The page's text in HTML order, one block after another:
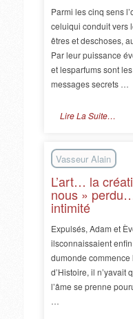
Parmi les cinq sens
celuiqui conduit vers
êtres et deschoses,
Par leur puissance
et lesparfums sont
messages secrets …
Lire La Suite…
Vasseur Alain
L’art… la
nous »
intimité
Expulsés, Adam et
ilsconnaissaient enfin
dumonde commence
d’Histoire, il n’yavait
l’âme se prenne
…